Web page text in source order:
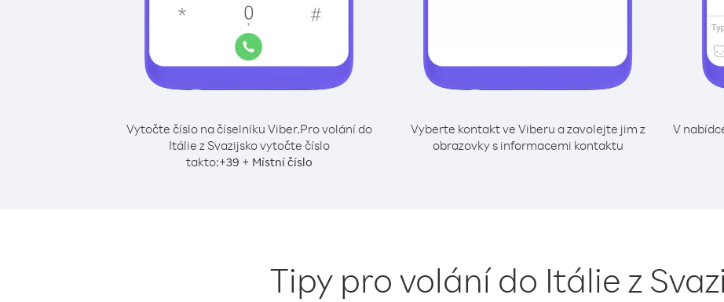
Vytočte číslo na číselníku Viber.Pro volání do
Itálie z Svazijsko vytočte číslo
takto:+39 + Místní číslo
Vyberte kontakt ve Viberu a zavolejte jim z
obrazovky s informacemi kontaktu
V
Tipy pro volání do Itálie z